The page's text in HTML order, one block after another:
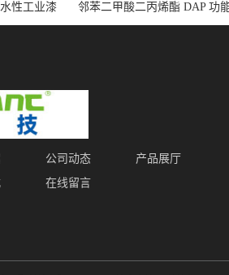
性工业漆
货
邻苯二甲酸二丙烯酯 DAP 功
体 增塑剂 CAS:131-17-9
公司动态
产品展厅
在线留言